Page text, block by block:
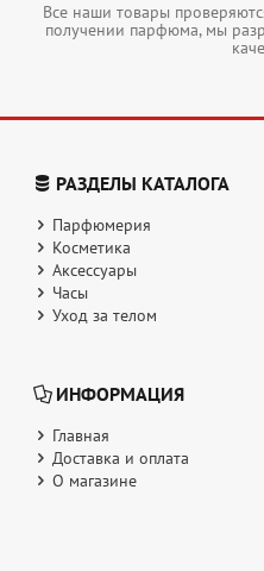
Все наши товары
получении парфюма, мы
РАЗДЕЛЫ КАТАЛОГА
Парфюмерия
Косметика
Аксессуары
Часы
Уход за телом
ИНФОРМАЦИЯ
Главная
Доставка и оплата
О магазине